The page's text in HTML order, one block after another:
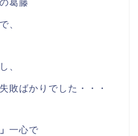
葛藤
、
、
敗ばかりでした・・・
一心で